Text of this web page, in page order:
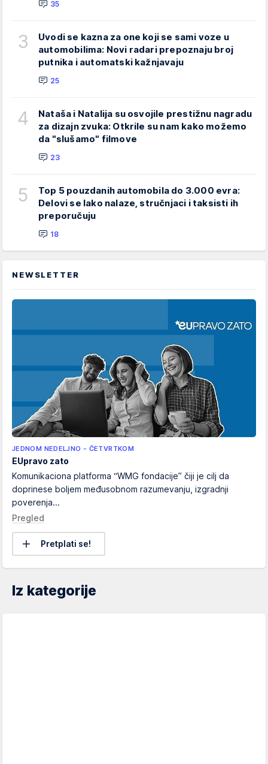
35
3
Uvodi se kazna za one koji se sami voze u
automobilima: Novi radari prepoznaju broj
putnika i automatski kažnjavaju
25
4
Nataša i Natalija su osvojile prestižnu nagradu
za dizajn zvuka: Otkrile su nam kako možemo
da "slušamo" filmove
23
5
Top 5 pouzdanih automobila do 3.000 evra:
Delovi se lako nalaze, stručnjaci i taksisti ih
preporučuju
18
NEWSLETTER
JEDNOM NEDELJNO - ČETVRTKOM
EUpravo zato
Komunikaciona platforma “WMG fondacije” čiji je cilj da
doprinese boljem međusobnom razumevanju, izgradnji
poverenja...
Pregled
Pretplati se!
Iz kategorije